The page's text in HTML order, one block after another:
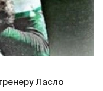
Ласло